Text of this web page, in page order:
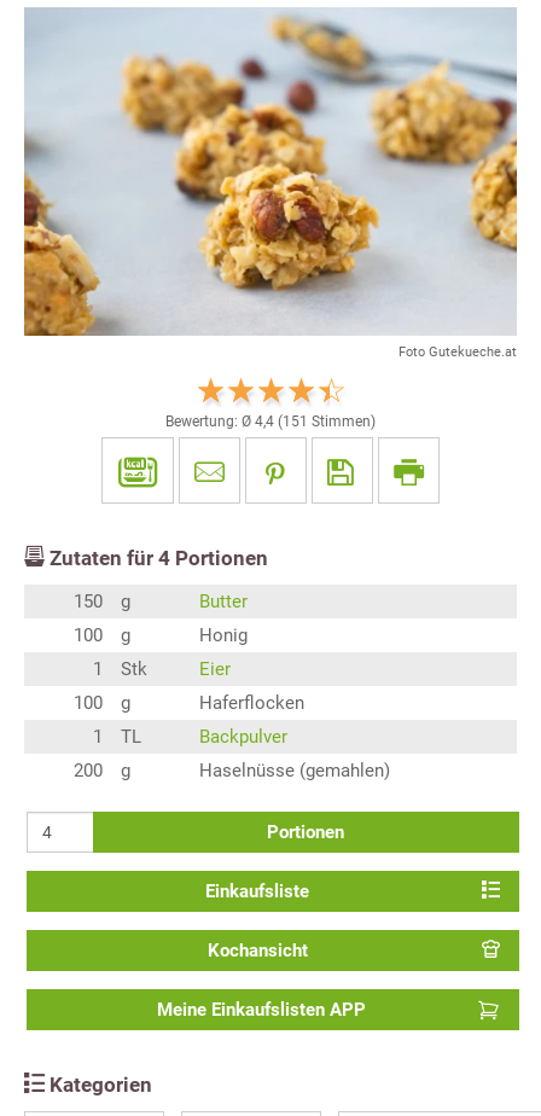
Foto Gutekueche.at
Bewertung: Ø 4,4 (151 Stimmen)
Zutaten für 4 Portionen
150 g
Butter
100
g
Honig
1
Stk
Eier
100
g
Haferflocken
1
TL
Backpulver
200
g Haselnüsse (gemahlen)
Portionen
Einkaufsliste
Kochansicht
Meine Einkaufslisten APP
Kategorien